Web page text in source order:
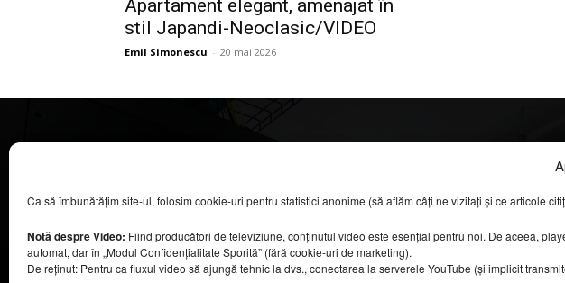
Ca să îmbunătățim site-ul, folosim cookie-uri pentru statistici anonime (să aflăm câți ne vizitați și ce articole
Notă despre Video: Fiind producători de televiziune, conținutul video este esențial pentru noi. De aceea,
automat, dar în „Modul Confidențialitate Sporită” (fără cookie-uri de marketing).
De reținut: Pentru ca fluxul video să ajungă tehnic la dvs., conectarea la serverele YouTube (și implicit
Apartament elegant, amenajat în
stil Japandi-Neoclasic/VIDEO
Emil Simonescu - 20 mai 2026
COOL MEDIA BROADCASTING & EVENTS SRL.
Toate drepturile rezervate.
Contacte în secțiunea „Despre noi”.
Urmăriți emisiunea Casa Magazin pe Digi24,
Info
DESPRE